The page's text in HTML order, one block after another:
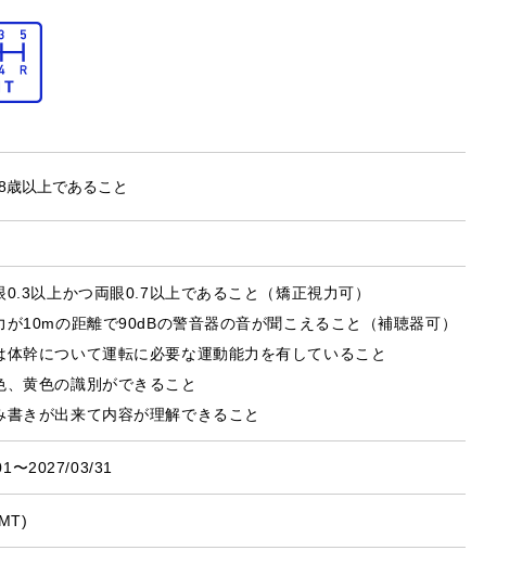
歳以上であること
0.3以上かつ両眼0.7以上であること （矯正視力可）
が10mの距離で90dBの警音器の音が聞こえること（補聴器可）
体幹について運転に必要な運動能力を有していること
、黄色の識別ができること
書きが出来て内容が理解できること
〜2027/03/31